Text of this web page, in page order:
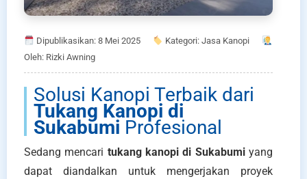
Dipublikasikan: 8 Mei 2025
Kategori: Jasa Kanopi
Oleh: Rizki Awning
Solusi Kanopi Terbaik dari
Tukang Kanopi di
Sukabumi Profesional
Sedang mencari tukang kanopi di Sukabumiyang
dapat diandalkan untuk mengerjakan proyek